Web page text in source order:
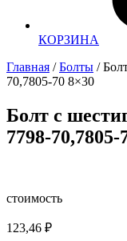
КОРЗИНА
Главная /Болты /
70,7805-70 8×30
Болт с
7798-70,7805-
стоимость
123,46 ₽